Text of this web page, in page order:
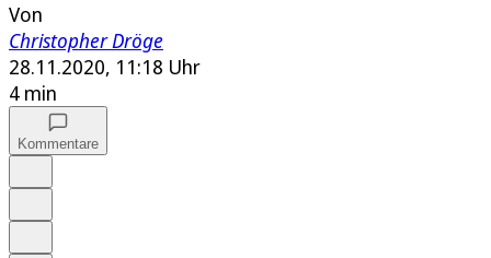
Von
Christopher Dröge
28.11.2020, 11:18 Uhr
4 min
Kommentare